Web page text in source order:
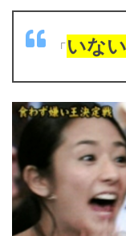
「いな